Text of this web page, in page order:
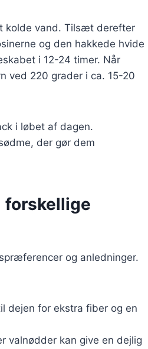
kolde vand. Tilsæt derefter
og den hakkede hvide
i 12-24 timer. Når
ved 220 grader i ca. 15-20
i løbet af dagen.
der gør dem
forskellige
og anledninger.
dejen for ekstra fiber og en
valnødder kan give en dejlig